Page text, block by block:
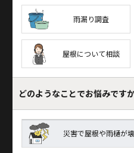
雨漏り調査
屋根について相談
どのようなことでお悩みです
災害で屋根や雨樋が